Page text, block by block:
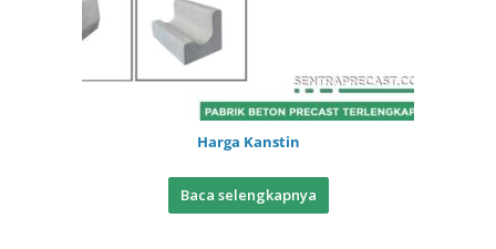
Harga Kanstin
Baca selengkapnya